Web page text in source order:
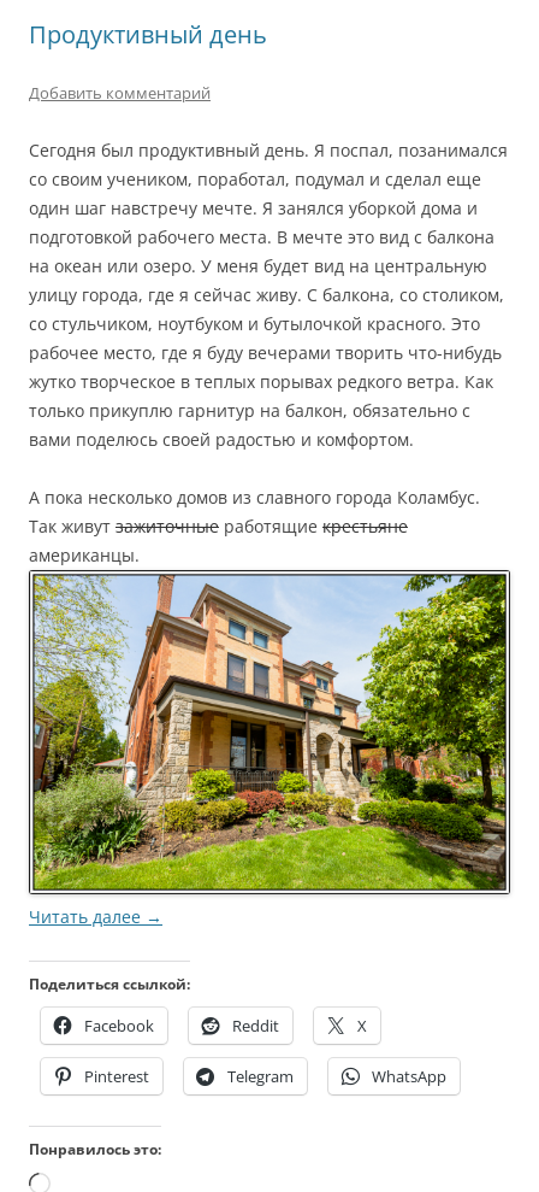
Продуктивный день
Добавить комментарий
Сегодня был продуктивный день. Я поспал, позанимался
со своим учеником, поработал, подумал и сделал еще
один шаг навстречу мечте. Я занялся уборкой дома и
подготовкой рабочего места. В мечте это вид с балкона
на океан или озеро. У меня будет вид на центральную
улицу города, где я сейчас живу. С балкона, со столиком,
со стульчиком, ноутбуком и бутылочкой красного. Это
рабочее место, где я буду вечерами творить что-нибудь
жутко творческое в теплых порывах редкого ветра. Как
только прикуплю гарнитур на балкон, обязательно с
вами поделюсь своей радостью и комфортом.
А пока несколько домов из славного города Коламбус.
Так живут зажиточные работящие крестьяне
американцы.
Читать далее →
Поделиться ссылкой:
Facebook Reddit X
Pinterest Telegram WhatsApp
Понравилось это:
Загрузка…